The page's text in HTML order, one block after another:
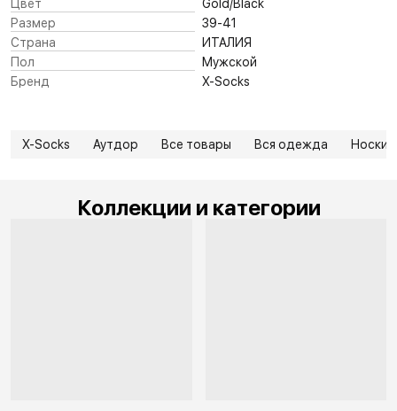
Цвет
Gold/Black
Размер
39-41
Страна
ИТАЛИЯ
Пол
Мужской
Бренд
X-Socks
X-Socks Аутдор Все товары Вся одежда Носки
Коллекции и категории